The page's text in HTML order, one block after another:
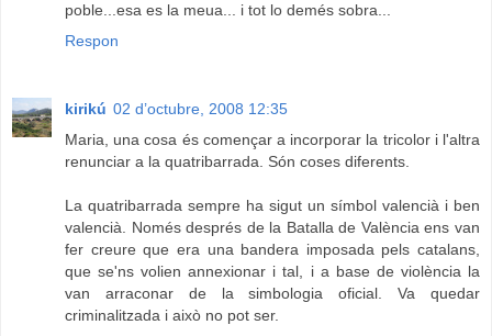
poble...esa es la meua... i tot lo demés sobra...
Respon
kirikú 02 d’octubre, 2008 12:35
Maria, una cosa és començar a incorporar la tricolor i l'altra
renunciar a la quatribarrada. Són coses diferents.
La quatribarrada sempre ha sigut un símbol valencià i ben
valencià. Només després de la Batalla de València ens van
fer creure que era una bandera imposada pels catalans,
que se'ns volien annexionar i tal, i a base de violència la
van arraconar de la simbologia oficial. Va quedar
criminalitzada i això no pot ser.